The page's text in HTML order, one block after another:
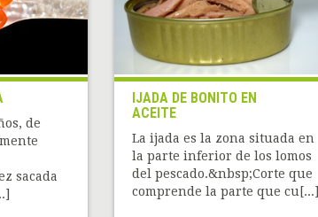
de
sacada
IJADA DE BONITO EN
ACEITE
La ijada es la zona situada en
la parte inferior de los lomos
del pescado.&nbsp;Corte que
comprende la parte que cu[...]